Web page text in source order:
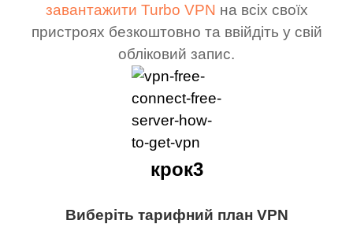
завантажити Turbo VPN на всіх своїх
пристроях безкоштовно та ввійдіть у свій
обліковий запис.
Виберіть тарифний план VPN
крок3